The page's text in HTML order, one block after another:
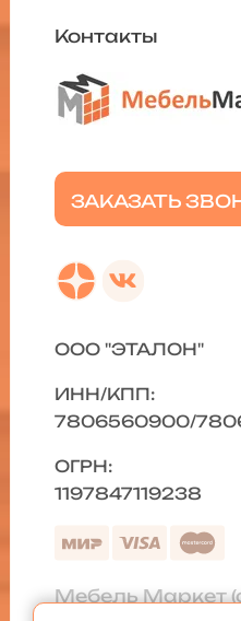
ЗАКАЗАТЬ
Контакты
ООО "ЭТАЛОН"
ИНН/КПП:
7806560900/
ОГРН:
1197847119238
Мебель Маркет